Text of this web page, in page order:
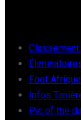
Classement
Foot Afrique
Infos
Pic of the